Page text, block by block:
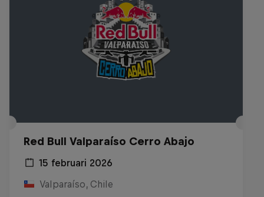
Red Bull Valparaíso Cerro Abajo
15 februari 2026
Valparaíso, Chile